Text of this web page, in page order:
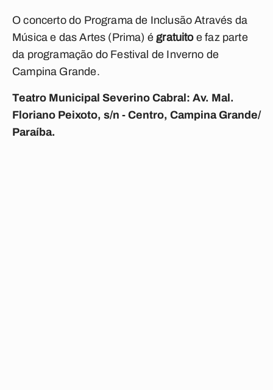
O concerto do Programa de Inclusão Através da
Música e das Artes (Prima) égratuitoe faz parte
da programação do Festival de Inverno de
Campina Grande.
Teatro Municipal Severino Cabral: Av. Mal.
Floriano Peixoto, s/n - Centro, Campina Grande/
Paraíba.